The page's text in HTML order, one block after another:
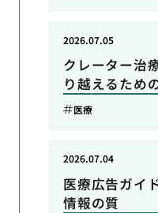
クレーター治
り越えるため
2026.07.05
医療
医療広告ガイ
情報の質
2026.07.04